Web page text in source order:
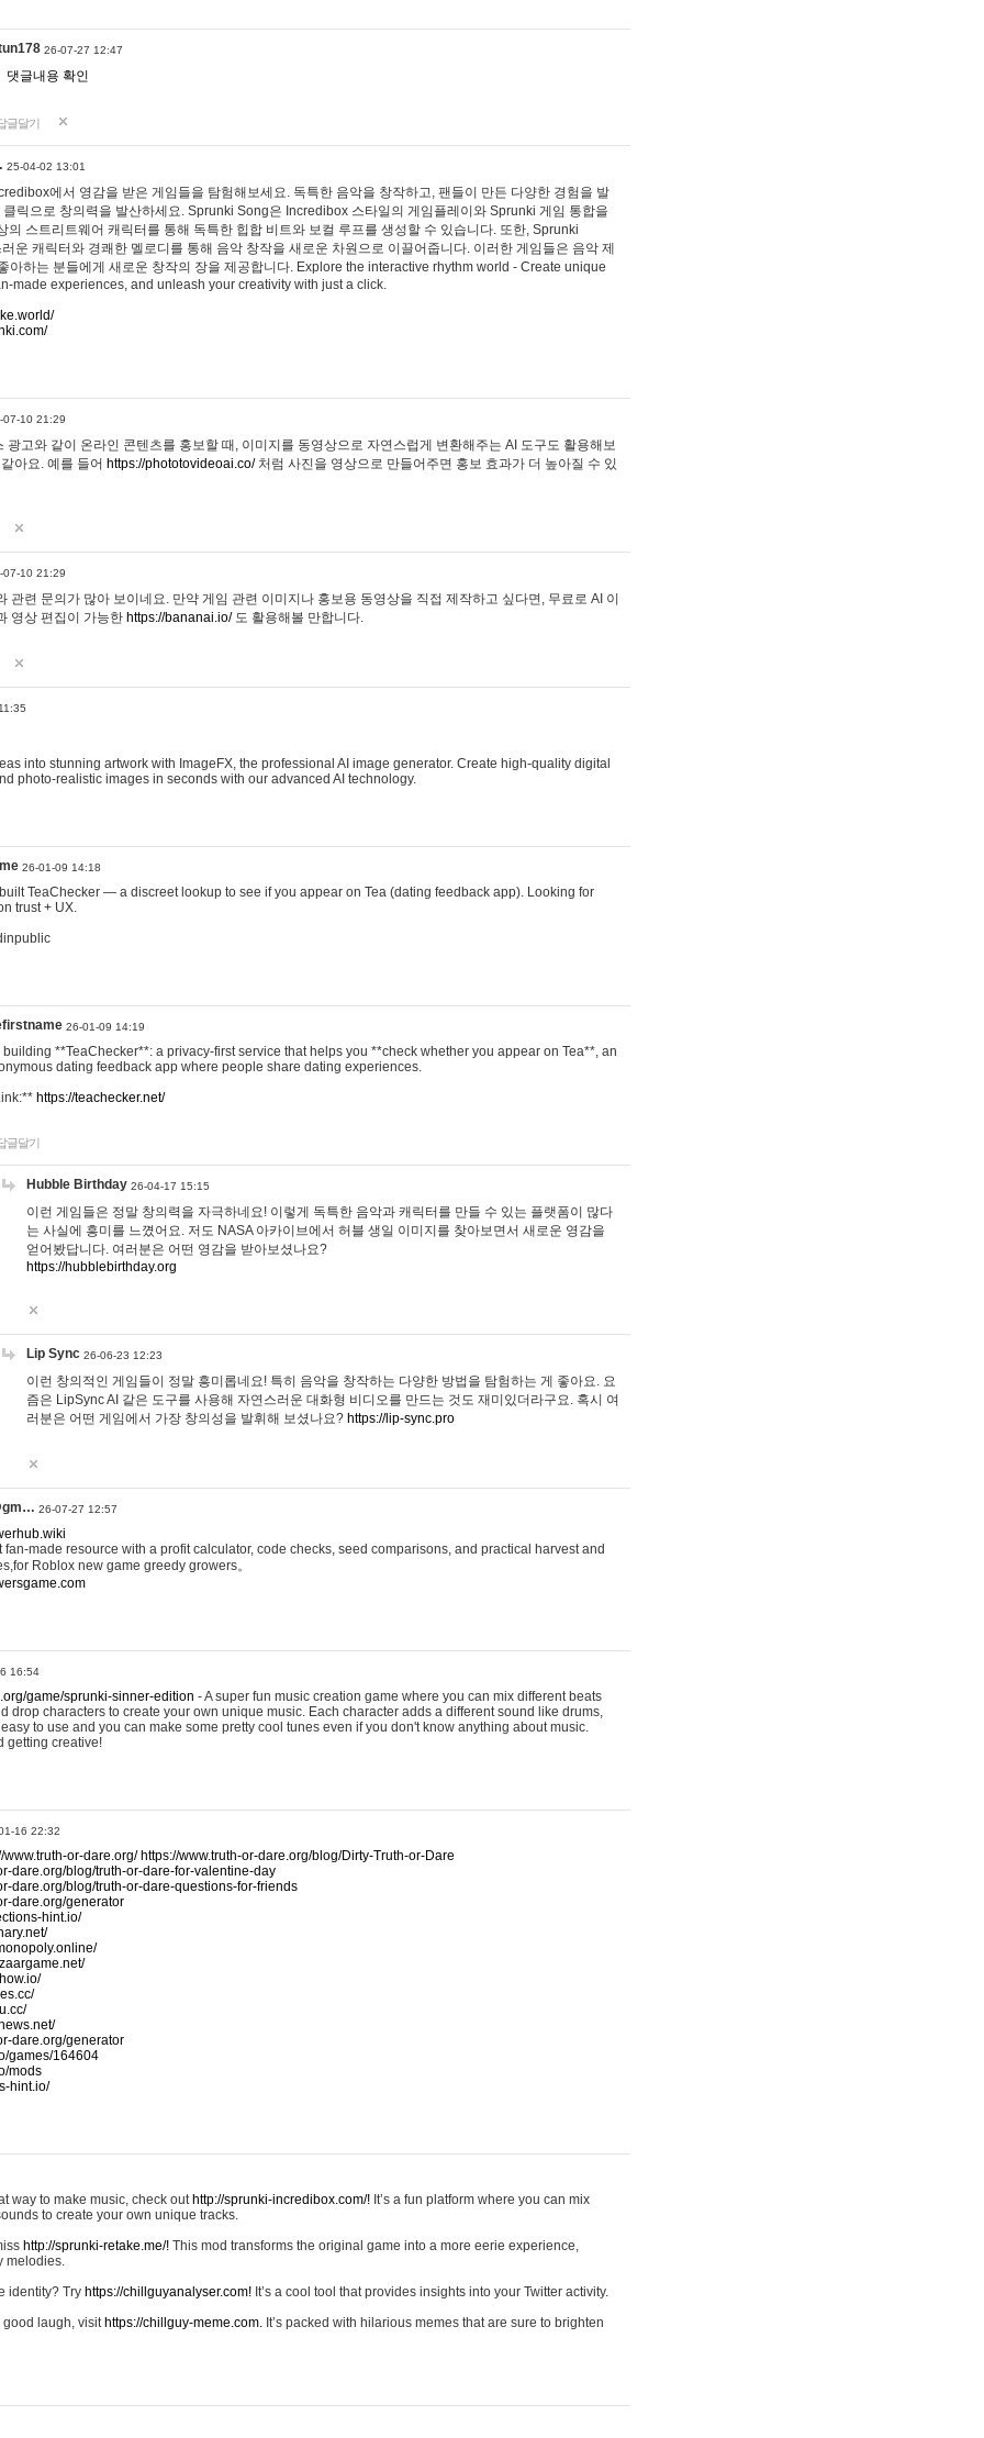
26-07-27 12:47
댓글내용 확인
글달기
25-04-02 13:01
에서 영감을 받은 게임들을 탐험해보세요. 독특한 음악을 창작하고, 팬들이 만든 다양한 경험을 발
클릭으로 창의력을 발산하세요. Sprunki Song은 Incredibox 스타일의 게임플레이와 Sprunki 게임 통합을
의 스트리트웨어 캐릭터를 통해 독특한 힙합 비트와 보컬 루프를 생성할 수 있습니다. 또한, Sprunki
운 캐릭터와 경쾌한 멜로디를 통해 음악 창작을 새로운 차원으로 이끌어줍니다. 이러한 게임들은 음악 제
아하는 분들에게 새로운 창작의 장을 제공합니다. Explore the interactive rhythm world - Create unique
made experiences, and unleash your creativity with just a click.
07-10 21:29
광고와 같이 온라인 콘텐츠를 홍보할 때, 이미지를 동영상으로 자연스럽게 변환해주는 AI 도구도 활용해보
아요. 예를 들어 https://phototovideoai.co/처럼 사진을 영상으로 만들어주면 홍보 효과가 더 높아질 수 있
07-10 21:29
관련 문의가 많아 보이네요. 만약 게임 관련 이미지나 홍보용 동영상을 직접 제작하고 싶다면, 무료로 AI 이
영상 편집이 가능한 https://bananai.io/도 활용해볼 만합니다.
into stunning artwork with ImageFX, the professional AI image generator. Create high-quality digital
photo-realistic images in seconds with our advanced AI technology.
26-01-09 14:18
TeaChecker — a discreet lookup to see if you appear on Tea (dating feedback app). Looking for
trust + UX.
26-01-09 14:19
building **TeaChecker**: a privacy-first service that helps you **check whether you appear on Tea**, an
dating feedback app where people share dating experiences.
https://teachecker.net/
글달기
Hubble Birthday 26-04-17 15:15
이런 게임들은 정말 창의력을 자극하네요! 이렇게 독특한 음악과 캐릭터를 만들 수 있는 플랫폼이 많다
는 사실에 흥미를 느꼈어요. 저도 NASA 아카이브에서 허블 생일 이미지를 찾아보면서 새로운 영감을
얻어봤답니다. 여러분은 어떤 영감을 받아보셨나요?
https://hubblebirthday.org
Lip Sync 26-06-23 12:23
이런 창의적인 게임들이 정말 흥미롭네요! 특히 음악을 창작하는 다양한 방법을 탐험하는 게 좋아요. 요
즘은 LipSync AI 같은 도구를 사용해 자연스러운 대화형 비디오를 만드는 것도 재미있더라구요. 혹시 여
러분은 어떤 게임에서 가장 창의성을 발휘해 보셨나요? https://lip-sync.pro
26-07-27 12:57
made resource with a profit calculator, code checks, seed comparisons, and practical harvest and
Roblox new game greedy growers。
16:54
game/sprunki-sinner-edition - A super fun music creation game where you can mix different beats
drop characters to create your own unique music. Each character adds a different sound like drums,
to use and you can make some pretty cool tunes even if you don't know anything about music.
getting creative!
16 22:32
www.truth-or-dare.org/ https://www.truth-or-dare.org/blog/Dirty-Truth-or-Dare
dare.org/blog/truth-or-dare-for-valentine-day
dare.org/blog/truth-or-dare-questions-for-friends
dare.org/generator
hint.io/
dare.org/generator
games/164604
mods
hint.io/
way to make music, check out http://sprunki-incredibox.com/! It’s a fun platform where you can mix
to create your own unique tracks.
http://sprunki-retake.me/! This mod transforms the original game into a more eerie experience,
melodies.
identity? Try https://chillguyanalyser.com! It’s a cool tool that provides insights into your Twitter activity.
good laugh, visit https://chillguy-meme.com. It’s packed with hilarious memes that are sure to brighten